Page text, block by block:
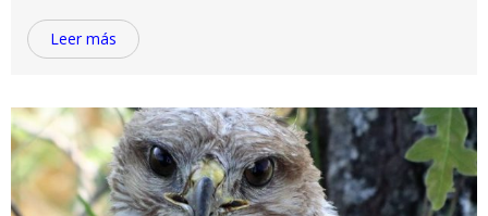
Leer más